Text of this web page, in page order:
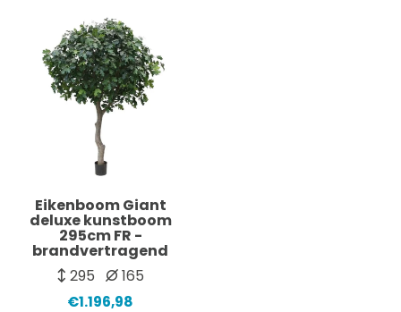
Eikenboom Giant
deluxe kunstboom
295cm FR -
brandvertragend
295
165
€1.196,98